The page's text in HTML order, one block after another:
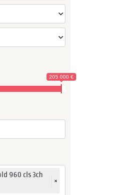
205 000 €
960 cls 3ch
×